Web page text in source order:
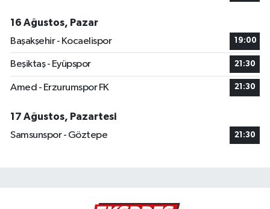
16 Ağustos, Pazar
Başakşehir - Kocaelispor
19:00
Beşiktaş - Eyüpspor 21:30
Amed - Erzurumspor FK 21:30
17 Ağustos, Pazartesi
Samsunspor - Göztepe
21:30